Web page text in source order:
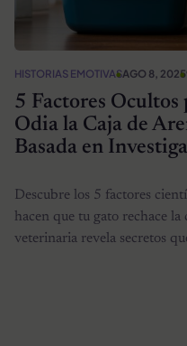
HISTORIAS EMOTIVASAGO 8, 2025
5 Factores Ocultos
Odia la Caja de
Basada en
Descubre los 5 factores
hacen que tu gato rechace
veterinaria revela secretos